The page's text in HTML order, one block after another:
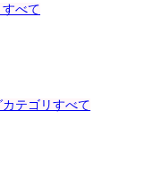
べて
テゴリすべて